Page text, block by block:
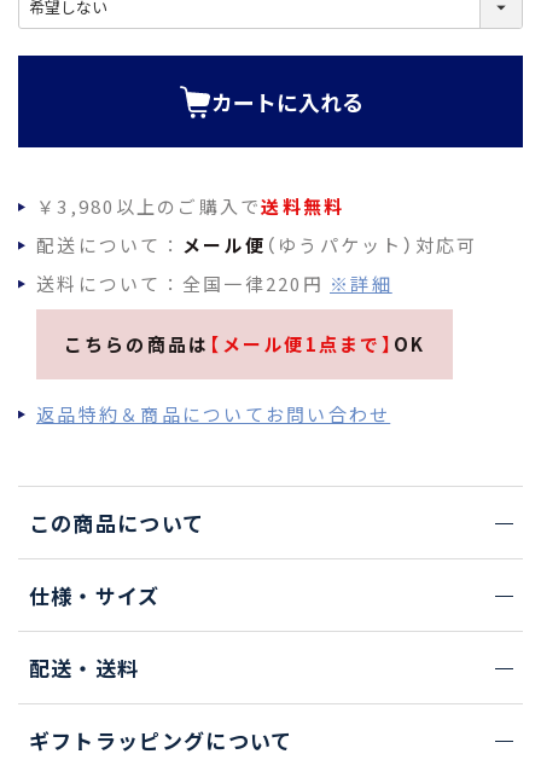
必
カートに入れる
￥3,980以上のご購入で送料無料
配送について： メール便 （ゆうパケット）対応可
送料について：全国一律220円 ※詳細
こちらの商品は 【メール便1点まで】 OK
返品特約＆商品についてお問い合わせ
この商品について
仕様・サイズ
配送・送料
ギフトラッピングについて